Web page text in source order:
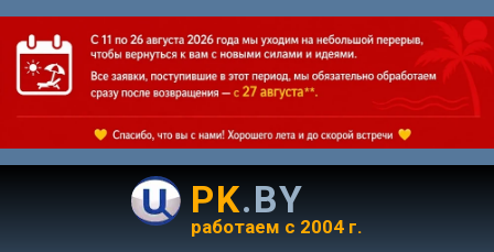
PK.BY
работаем с 2004 г.